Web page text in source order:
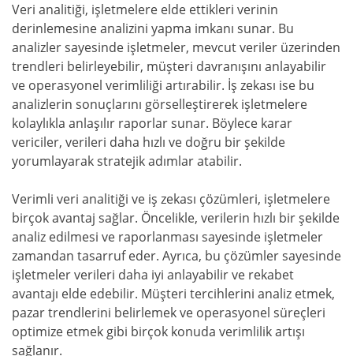
Veri analitiği, işletmelere elde ettikleri verinin
derinlemesine analizini yapma imkanı sunar. Bu
analizler sayesinde işletmeler, mevcut veriler üzerinden
trendleri belirleyebilir, müşteri davranışını anlayabilir
ve operasyonel verimliliği artırabilir. İş zekası ise bu
analizlerin sonuçlarını görselleştirerek işletmelere
kolaylıkla anlaşılır raporlar sunar. Böylece karar
vericiler, verileri daha hızlı ve doğru bir şekilde
yorumlayarak stratejik adımlar atabilir.
Verimli veri analitiği ve iş zekası çözümleri, işletmelere
birçok avantaj sağlar. Öncelikle, verilerin hızlı bir şekilde
analiz edilmesi ve raporlanması sayesinde işletmeler
zamandan tasarruf eder. Ayrıca, bu çözümler sayesinde
işletmeler verileri daha iyi anlayabilir ve rekabet
avantajı elde edebilir. Müşteri tercihlerini analiz etmek,
pazar trendlerini belirlemek ve operasyonel süreçleri
optimize etmek gibi birçok konuda verimlilik artışı
sağlanır.